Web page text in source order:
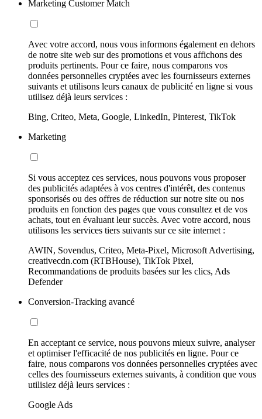
Marketing Customer Match
Avec votre accord, nous vous informons également en dehors
de notre site web sur des promotions et vous affichons des
produits pertinents. Pour ce faire, nous comparons vos
données personnelles cryptées avec les fournisseurs externes
suivants et utilisons leurs canaux de publicité en ligne si vous
utilisez déjà leurs services :
Bing, Criteo, Meta, Google, LinkedIn, Pinterest, TikTok
Marketing
Si vous acceptez ces services, nous pouvons vous proposer
des publicités adaptées à vos centres d'intérêt, des contenus
sponsorisés ou des offres de réduction sur notre site ou nos
produits en fonction des pages que vous consultez et de vos
achats, tout en évaluant leur succès. Avec votre accord, nous
utilisons les services tiers suivants sur ce site internet :
AWIN, Sovendus, Criteo, Meta-Pixel, Microsoft Advertising,
creativecdn.com (RTBHouse), TikTok Pixel,
Recommandations de produits basées sur les clics, Ads
Defender
Conversion-Tracking avancé
En acceptant ce service, nous pouvons mieux suivre, analyser
et optimiser l'efficacité de nos publicités en ligne. Pour ce
faire, nous comparons vos données personnelles cryptées avec
celles des fournisseurs externes suivants, à condition que vous
utilisiez déjà leurs services :
Google Ads